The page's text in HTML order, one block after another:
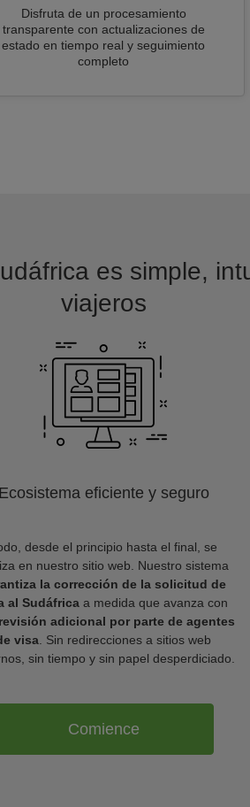
Disfruta de un procesamiento
transparente con actualizaciones de
estado en tiempo real y seguimiento
completo
es simple,
viajeros
Ecosistema eficiente y seguro
desde el principio hasta el final, se
en nuestro sitio web. Nuestro sistema
la corrección de la solicitud de
al Sudáfricaa medida que avanza con
adicional por parte de agentes
visa . Sin redirecciones a sitios web
sin tiempo y sin papel desperdiciado.
Comience